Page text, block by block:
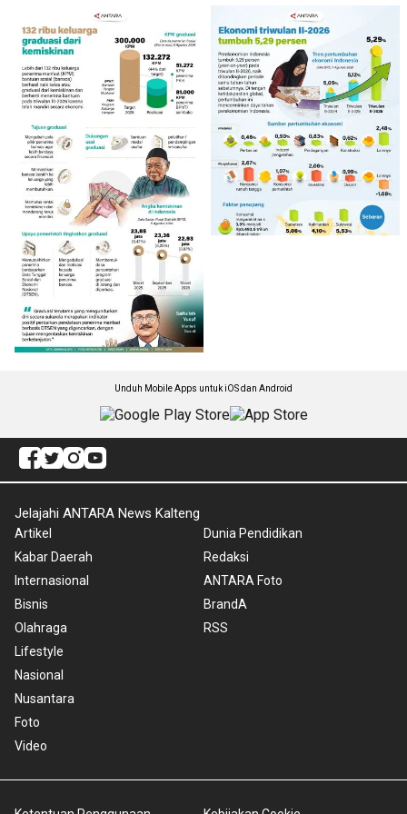
Unduh Mobile Apps untuk iOS dan Android
Jelajahi ANTARA News Kalteng
Artikel
Kabar Daerah
Internasional
Bisnis
Olahraga
Lifestyle
Nasional
Nusantara
Foto
Video
Dunia Pendidikan
Redaksi
ANTARA Foto
BrandA
RSS